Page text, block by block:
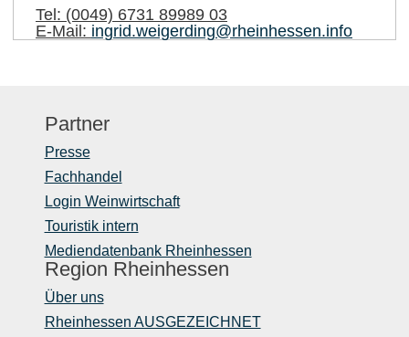
Tel: (0049) 6731 89989 03
E-Mail: ingrid.weigerding@rheinhessen.info
Partner
Presse
Fachhandel
Login Weinwirtschaft
Touristik intern
Mediendatenbank Rheinhessen
Region Rheinhessen
Über uns
Rheinhessen AUSGEZEICHNET